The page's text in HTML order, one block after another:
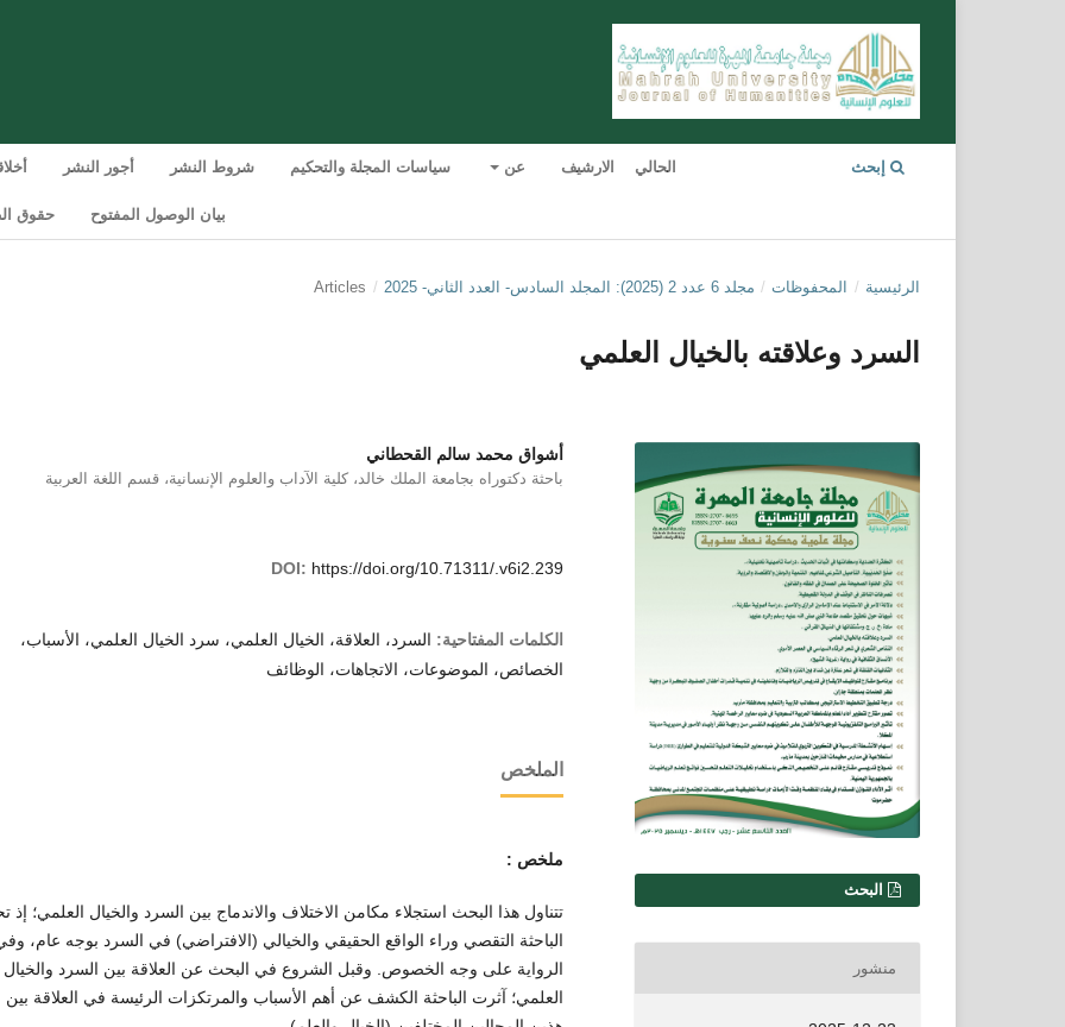
الحالي الارشيف عن سياسات المجلة والتحكيم شروط النشر أجور النشر
بيان الوصول المفتوح حقوق
إبحث
الرئيسية / المحفوظات / مجلد 6 عدد 2 (2025): المجلد السادس- العدد الثاني- 2025 /
Articles
السرد وعلاقته بالخيال العلمي
أشواق محمد سالم القحطاني
باحثة دكتوراه بجامعة الملك خالد، كلية الآداب والعلوم الإنسانية، قسم اللغة العربية
DOI: https://doi.org/10.71311/.v6i2.239
الكلمات المفتاحية: السرد، العلاقة، الخيال العلمي، سرد الخيال العلمي، الأسباب،
الخصائص، الموضوعات، الاتجاهات، الوظائف
الملخص
ملخص :
تتناول هذا البحث استجلاء مكامن الاختلاف والاندماج بين السرد والخيال العلمي؛ إذ
الباحثة التقصي وراء الواقع الحقيقي والخيالي (الافتراضي) في السرد بوجه عام،
الرواية على وجه الخصوص. وقبل الشروع في البحث عن العلاقة بين السرد والخيال
العلمي؛ آثرت الباحثة الكشف عن أهم الأسباب والمرتكزات الرئيسة في العلاقة بين
التنزيلاتالبحث
منشور